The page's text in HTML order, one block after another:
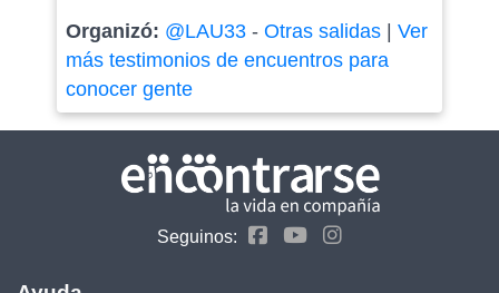
Organizó: @LAU33- Otras salidas| Ver
más testimonios de encuentros para
conocer gente
Seguinos: